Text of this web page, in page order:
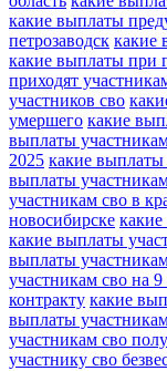
какие выплаты
петрозаводск какие
какие выплаты при
приходят
участников сво
умершего какие
выплаты
2025 какие выплаты
выплаты
участникам сво в
новосибирске
какие выплаты
выплаты
участникам сво на 9
контракту какие
выплаты
участникам сво
участнику сво